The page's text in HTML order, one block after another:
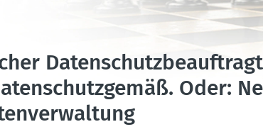
Oder: